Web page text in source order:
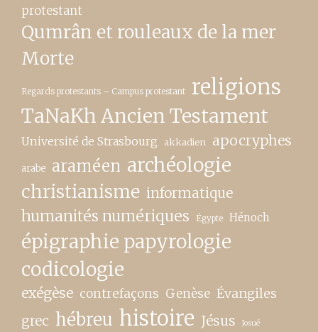
protestant
Qumrân et rouleaux de la mer
Morte
Regards protestants – Campus protestant religions
TaNaKh Ancien Testament
Université de Strasbourg akkadien apocryphes
arabe araméen archéologie
christianisme informatique
humanités numériques Égypte Hénoch
épigraphie papyrologie
codicologie
exégèse contrefaçons Genèse Évangiles
grec hébreu histoire Jésus Josué